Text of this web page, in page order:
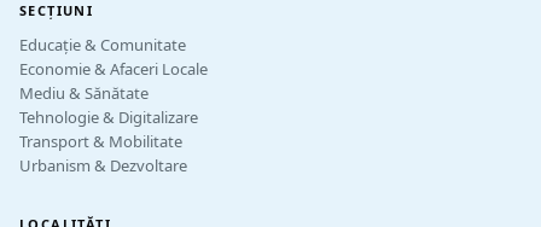
SECȚIUNI
Educație & Comunitate
Economie & Afaceri Locale
Mediu & Sănătate
Tehnologie & Digitalizare
Transport & Mobilitate
Urbanism & Dezvoltare